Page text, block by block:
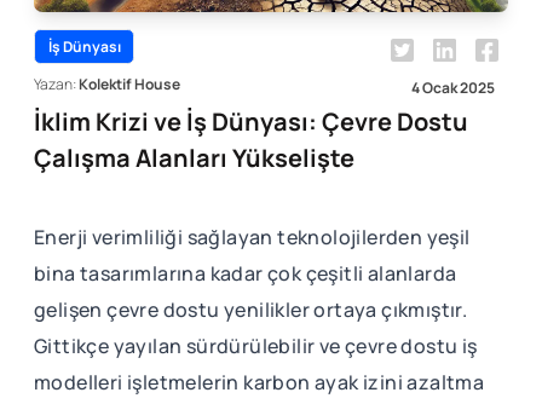
İş Dünyası
Yazan:Kolektif House 4 Ocak 2025
İklim Krizi ve İş Dünyası: Çevre Dostu
Çalışma Alanları Yükselişte
Enerji verimliliği sağlayan teknolojilerden yeşil
bina tasarımlarına kadar çok çeşitli alanlarda
gelişen çevre dostu yenilikler ortaya çıkmıştır.
Gittikçe yayılan sürdürülebilir ve çevre dostu iş
modelleri işletmelerin karbon ayak izini azaltma